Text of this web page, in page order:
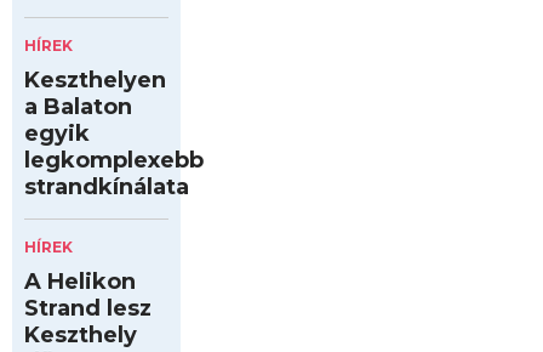
HÍREK
Keszthelyen
a Balaton
egyik
legkomplexebb
strandkínálata
HÍREK
A Helikon
Strand lesz
Keszthely